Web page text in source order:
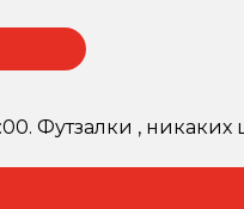
Футзалки ,